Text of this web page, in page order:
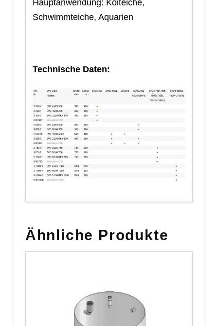
Hauptanwendung: Koiteiche,
Schwimmteiche, Aquarien
Technische Daten:
Ähnliche Produkte